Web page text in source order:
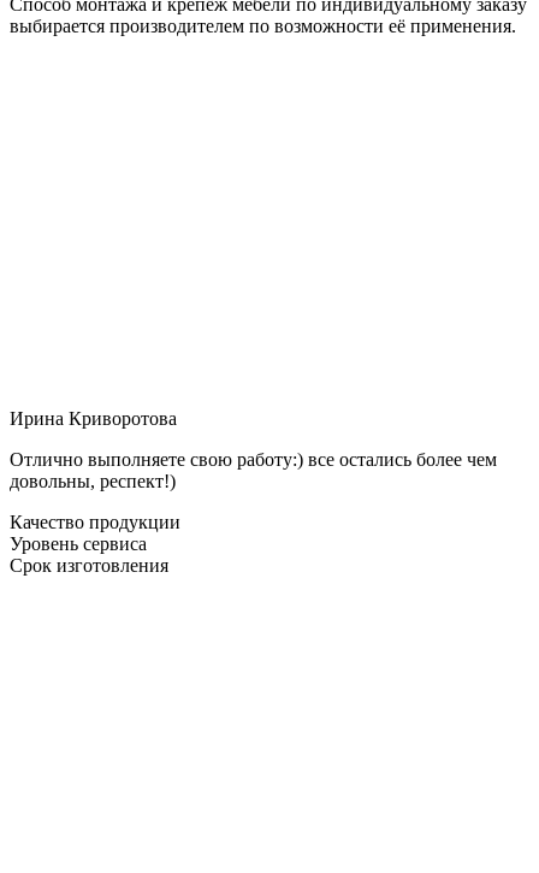
выбирается производителем по возможности её применения.
Ирина Криворотова
Отлично выполняете свою работу:) все остались более чем
довольны, респект!)
Качество продукции
Уровень сервиса
Срок изготовления